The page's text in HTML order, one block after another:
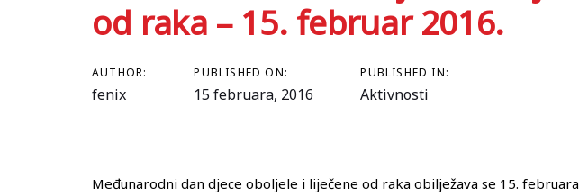
od raka – 15. februar 2016.
AUTHOR:
fenix
PUBLISHED ON:
15 februara, 2016
PUBLISHED IN:
Aktivnosti
Međunarodni dan djece oboljele i liječene od raka obilježava se 15.